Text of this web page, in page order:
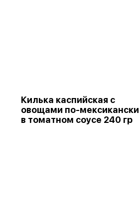
Килька каспийская с
овощами по-мексикански
в томатном соусе 240 гр